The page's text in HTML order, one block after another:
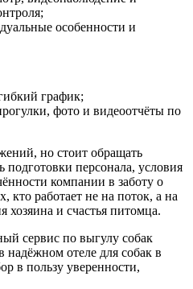
особенности и
график;
фото и видеоотчёты по
но стоит обращать
персонала, условия
компании в заботу о
кто работает не на поток, а на
хозяина и счастья питомца.
сервис по выгулу собак
отеле для собак в
в пользу уверенности,